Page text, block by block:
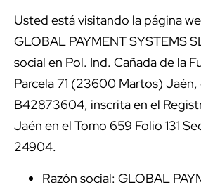
Usted está visitando la página
GLOBAL PAYMENT SYSTEMS
social en Pol. Ind. Cañada de la
Parcela 71 (23600 Martos) Jaén,
B42873604, inscrita en el
Jaén en el Tomo 659 Folio 131
24904.
Razón social: GLOBAL